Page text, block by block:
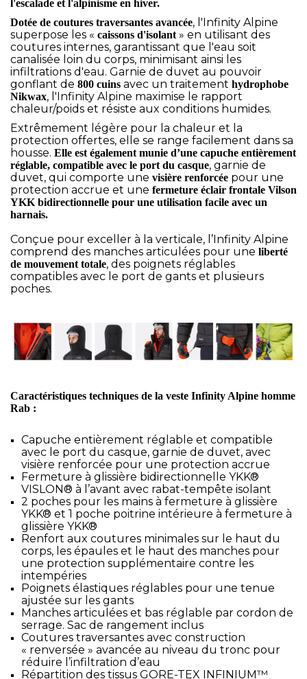
l'escalade et l'alpinisme en hiver.
Dotée de coutures traversantes avancée, l'Infinity Alpine
superpose les « caissons d'isolant» en utilisant des
coutures internes, garantissant que l'eau soit
canalisée loin du corps, minimisant ainsi les
infiltrations d'eau. Garnie de duvet au pouvoir
gonflant de 800 cuins avec un traitement hydrophobe
Nikwax, l'Infinity Alpine maximise le rapport
chaleur/poids et résiste aux conditions humides.
Extrêmement légère pour la chaleur et la
protection offertes, elle se range facilement dans sa
housse. Elle est également munie d’une capuche entièrement
réglable, compatible avec le port du casque, garnie de
duvet, qui comporte une visière renforcée pour une
protection accrue et une fermeture éclair frontale Vilson
YKK bidirectionnelle pour une utilisation facile avec un
harnais.
Conçue pour exceller à la verticale, l’Infinity Alpine
comprend des manches articulées pour une liberté
de mouvement totale, des poignets réglables
compatibles avec le port de gants et plusieurs
poches.
Caractéristiques techniques de la veste Infinity Alpine homme
Rab :
Capuche entièrement réglable et compatible
avec le port du casque, garnie de duvet, avec
visière renforcée pour une protection accrue
Fermeture à glissière bidirectionnelle YKK®
VISLON® à l’avant avec rabat-tempête isolant
2 poches pour les mains à fermeture à glissière
YKK® et 1 poche poitrine intérieure à fermeture à
glissière YKK®
Renfort aux coutures minimales sur le haut du
corps, les épaules et le haut des manches pour
une protection supplémentaire contre les
intempéries
Poignets élastiques réglables pour une tenue
ajustée sur les gants
Manches articulées et bas réglable par cordon de
serrage. Sac de rangement inclus
Coutures traversantes avec construction
« renversée » avancée au niveau du tronc pour
réduire l’infiltration d’eau
Répartition des tissus GORE-TEX INFINIUM™